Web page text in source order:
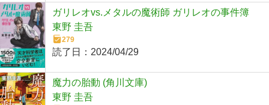
ガリレオvs.メタルの魔術師 ガリレオの事件簿
東野 圭吾
279
読了日： 2024/04/29
魔力の胎動 (角川文庫)
東野 圭吾